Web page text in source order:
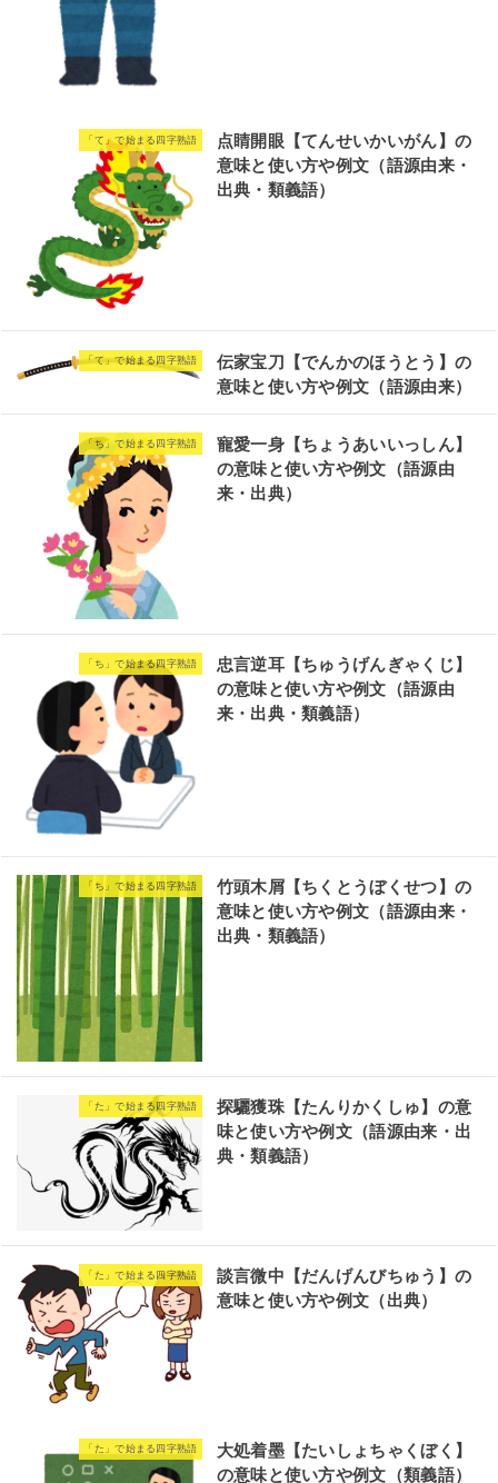
「て」で始まる四字熟語
点睛開眼【てんせいかいがん】の
意味と使い方や例文（語源由来・
出典・類義語）
「て」で始まる四字熟語
伝家宝刀【でんかのほうとう】の
意味と使い方や例文（語源由来）
「ち」で始まる四字熟語
寵愛一身【ちょうあいいっしん】
の意味と使い方や例文（語源由
来・出典）
「ち」で始まる四字熟語
忠言逆耳【ちゅうげんぎゃくじ】
の意味と使い方や例文（語源由
来・出典・類義語）
「ち」で始まる四字熟語
竹頭木屑【ちくとうぼくせつ】の
意味と使い方や例文（語源由来・
出典・類義語）
「た」で始まる四字熟語
探驪獲珠【たんりかくしゅ】の意
味と使い方や例文（語源由来・出
典・類義語）
「た」で始まる四字熟語
談言微中【だんげんびちゅう】の
意味と使い方や例文（出典）
「た」で始まる四字熟語
大処着墨【たいしょちゃくぼく】
の意味と使い方や例文（類義語）